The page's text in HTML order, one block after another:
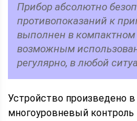
Прибор абсолютно
противопоказаний к
выполнен в компактном
возможным
регулярно, в любой
Устройство произведено
многоуровневый